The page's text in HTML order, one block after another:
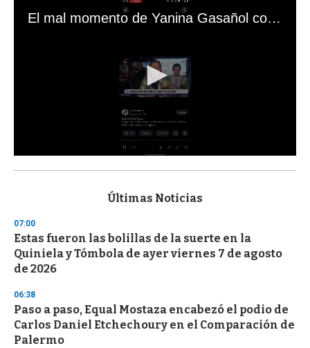
El mal momento de Yanina Gasañol con un hincha argentino en "Subrayado"
s
d
s
o
f
3
s
e
c
o
n
Últimas Noticias
07:00
Estas fueron las bolillas de la suerte en la
Quiniela y Tómbola de ayer viernes 7 de agosto
de 2026
06:38
Paso a paso, Equal Mostaza encabezó el podio de
Carlos Daniel Etchechoury en el Comparación de
Palermo